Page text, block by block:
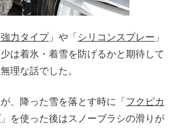
力タイプ」や「 シリコンスプレー 」
は着氷・着雪を防げるかと期待して
理な話でした。
、降った雪を落とす時に「 フクピカ
」を使った後はスノーブラシの滑りが